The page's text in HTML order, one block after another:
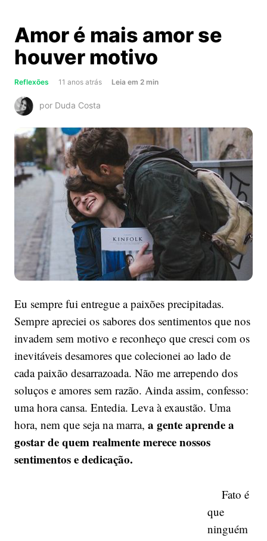
Amor é mais amor se
houver motivo
Reflexões 11 anos atrás Leia about
amor
se
houver
motivo
em 2 min
por Duda Costa
Eu sempre fui entregue a paixões precipitadas.
Sempre apreciei os sabores dos sentimentos que nos
invadem sem motivo e reconheço que cresci com os
inevitáveis desamores que colecionei ao lado de
cada paixão desarrazoada. Não me arrependo dos
soluços e amores sem razão. Ainda assim, confesso:
uma hora cansa. Entedia. Leva à exaustão. Uma
hora, nem que seja na marra, a gente aprende a
gostar de quem realmente merece nossos
sentimentos e dedicação.
Fato é
que
ninguém